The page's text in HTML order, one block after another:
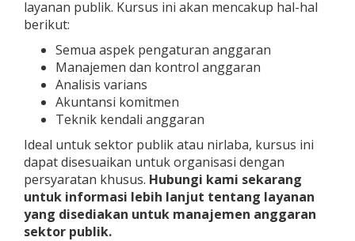
layanan publik. Kursus ini akan mencakup hal-hal
berikut:
Semua aspek pengaturan anggaran
Manajemen dan kontrol anggaran
Analisis varians
Akuntansi komitmen
Teknik kendali anggaran
Ideal untuk sektor publik atau nirlaba, kursus ini
dapat disesuaikan untuk organisasi dengan
persyaratan khusus. Hubungi kami sekarang
untuk informasi lebih lanjut tentang layanan
yang disediakan untuk manajemen anggaran
sektor publik.